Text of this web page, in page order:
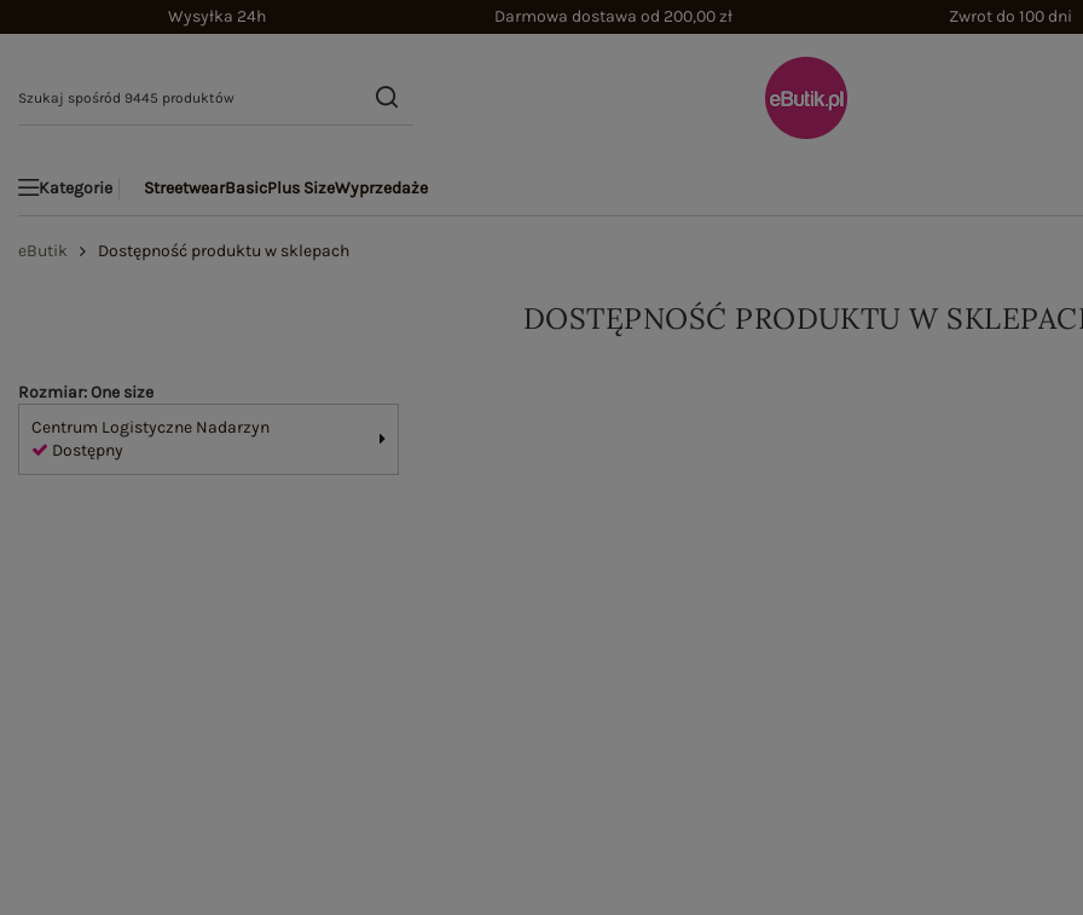
Wysyłka 24h Darmowa dostawa od 200,00 zł Zwrot do 100 dni
Kategorie StreetwearBasicPlus SizeWyprzedaże
eButik Dostępność produktu w sklepach
DOSTĘPNOŚĆ PRODUKTU W
Rozmiar: One size
Centrum Logistyczne Nadarzyn
Dostępny